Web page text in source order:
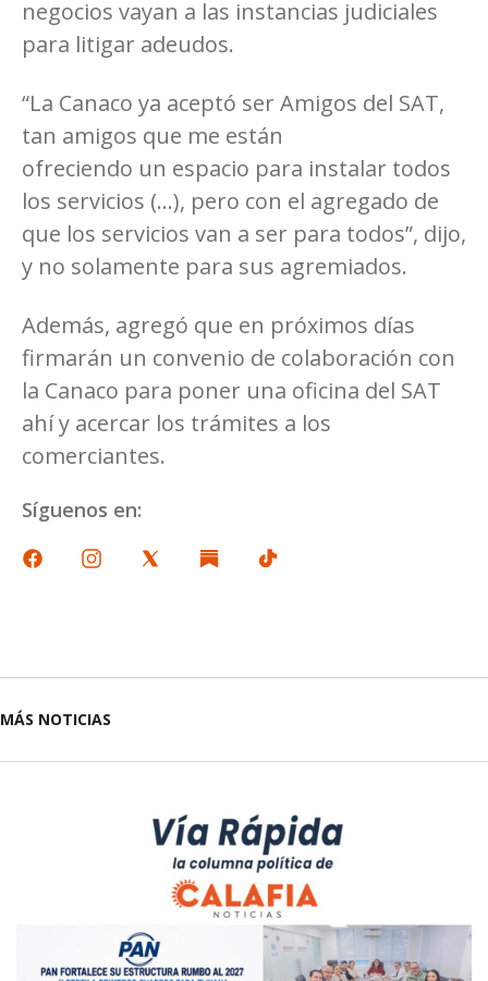
negocios vayan a las instancias judiciales
para litigar adeudos.
“La Canaco ya aceptó ser Amigos del SAT,
tan amigos que me están
ofreciendo un espacio para instalar todos
los servicios (…), pero con el agregado de
que los servicios van a ser para todos”, dijo,
y no solamente para sus agremiados.
Además, agregó que en próximos días
firmarán un convenio de colaboración con
la Canaco para poner una oficina del SAT
ahí y acercar los trámites a los
comerciantes.
Síguenos en:
MÁS NOTICIAS